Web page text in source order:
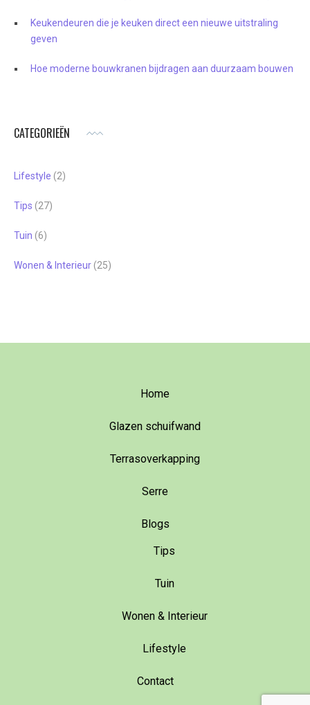
Keukendeuren die je keuken direct een nieuwe uitstraling
geven
Hoe moderne bouwkranen bijdragen aan duurzaam bouwen
CATEGORIEËN
Lifestyle (2)
Tips (27)
Tuin (6)
Wonen & Interieur (25)
Home
Glazen schuifwand
Terrasoverkapping
Serre
Blogs
Tips
Tuin
Wonen & Interieur
Lifestyle
Contact